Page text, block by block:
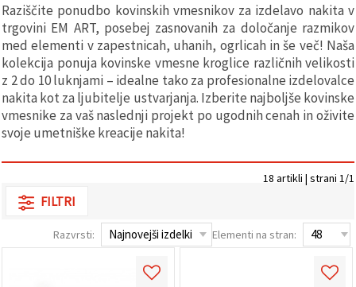
zagotovimo
pravilno
delovanje
spletnega
mesta,
izboljšamo
vašo
uporabniško
izkušnjo ter
z vašim
soglasjem
promet in
vsebine in
oglase, tudi
Raziščite ponudbo kovinskih vmesnikov za izdelavo nakita v
trgovini EM ART, posebej zasnovanih za določanje razmikov
med elementi v zapestnicah, uhanih, ogrlicah in še več! Naša
kolekcija ponuja kovinske vmesne kroglice različnih velikosti
z 2 do 10 luknjami – idealne tako za profesionalne izdelovalce
nakita kot za ljubitelje ustvarjanja. Izberite najboljše kovinske
vmesnike za vaš naslednji projekt po ugodnih cenah in oživite
svoje umetniške kreacije nakita!
18 artikli | strani 1/1
FILTRI
Razvrsti: Elementi na stran: